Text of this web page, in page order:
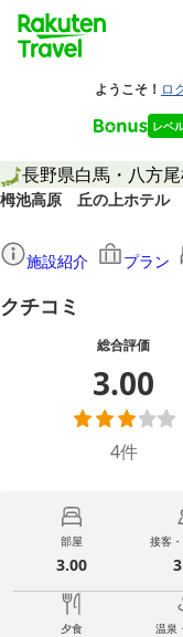
長野県白馬・八方
栂池高原 丘の上ホテル
施設紹介 プラン
クチコミ
総合評価
3.00
4件
部屋
3.00
接客
夕食 温泉